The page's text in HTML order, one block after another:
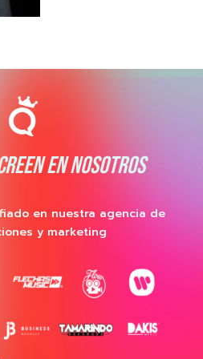
EN NOSOTROS
en nuestra agencia de
y marketing